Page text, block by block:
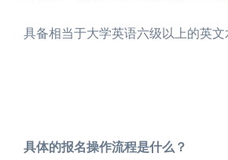
具备相当于大学英语六级以上的英
具体的报名操作流程是什么？